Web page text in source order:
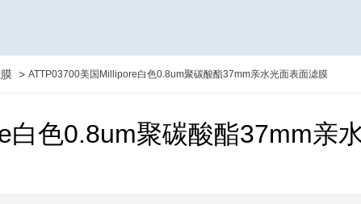
> ATTP03700美国Millipore白色0.8um聚碳酸酯37mm亲水光面表面滤膜
白色0.8um聚碳酸酯37mm亲